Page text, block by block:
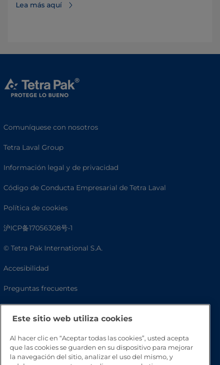
Lea más aquí
Comuníquese con nosotros
Tetra Laval Group
Información legal y de privacidad
Código de Conducta Empresarial de Tetra Laval
Política de cookies
沪ICP备17056308号-1
© Tetra Pak International S.A.
Accesibilidad
Preguntas frecuentes
Este sitio web utiliza cookies
Al hacer clic en “Aceptar todas las cookies”, usted acepta
que las cookies se guarden en su dispositivo para mejorar
la navegación del sitio, analizar el uso del mismo, y